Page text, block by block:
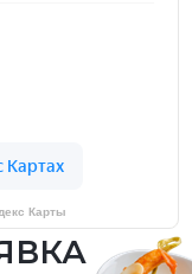
Карты